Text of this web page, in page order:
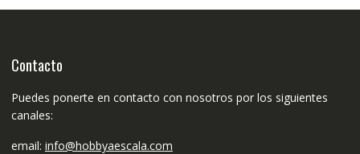
Contacto
Puedes ponerte en contacto con nosotros por los siguientes
canales:
email: info@hobbyaescala.com